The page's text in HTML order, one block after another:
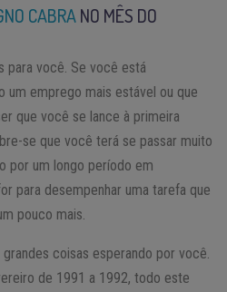
CABRANO MÊS DO
para você. Se você está
um emprego mais estável ou que
que você se lance à primeira
se que você terá se passar muito
por um longo período em
para desempenhar uma tarefa que
pouco mais.
coisas esperando por você.
de 1991 a 1992, todo este